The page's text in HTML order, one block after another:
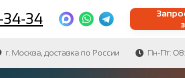
34-34
Найти по сайту
г. Москва, доставка по России Пн-Пт: